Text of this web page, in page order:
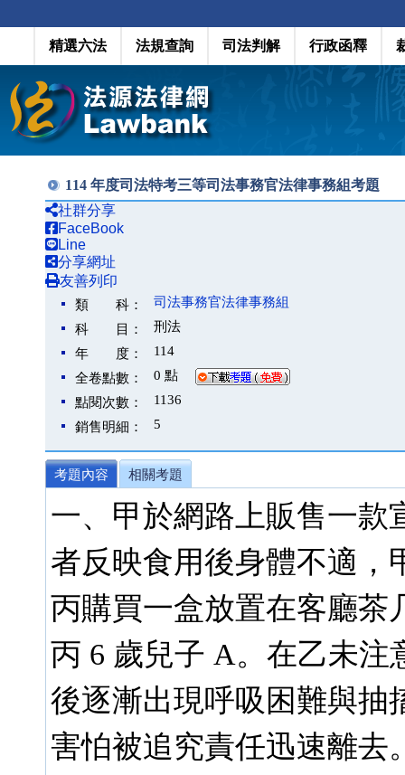
精選六法 法規查詢 司法判解 行政函釋
114 年度司法特考三等司法事務官法律事務組考題
社群分享
FaceBook
Line
分享網址
友善列印
類 科：
司法事務官法律事務組
科 目：
刑法
年 度：
114
全卷點數：
0 點
點閱次數：
1136
銷售明細：
5
考題內容 相關考題
一、甲於網路上販售一款
者反映食用後身體不適，
丙購買一盒放置在客廳茶
丙 6 歲兒子 A。在乙未注
後逐漸出現呼吸困難與抽
害怕被追究責任迅速離去